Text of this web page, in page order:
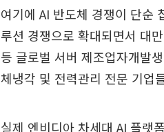
여기에 AI 반도체 경쟁이 단순
루션 경쟁으로 확대되면서 대
등 글로벌 서버 제조업자개발
체냉각 및 전력관리 전문 기업
실제 엔비디아 차세대 AI 플랫